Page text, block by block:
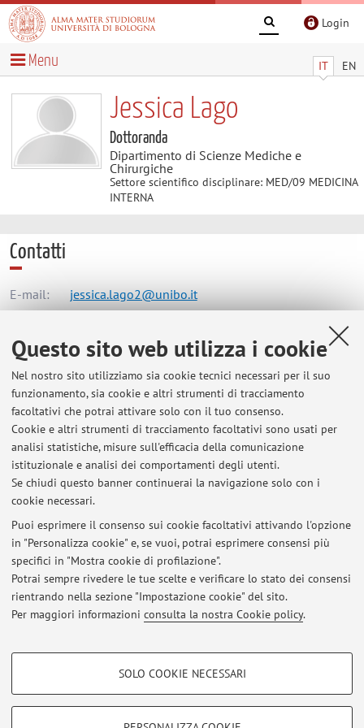
Questo sito web utilizza i cookie
Nel nostro sito utilizziamo sia cookie tecnici necessari per il suo
funzionamento, sia cookie e altri strumenti di tracciamento
facoltativi che potrai attivare solo con il tuo consenso.
Cookie e altri strumenti di tracciamento facoltativi sono usati per
analisi statistiche, misure sull'efficacia della comunicazione
istituzionale e analisi dei comportamenti degli utenti.
Se chiudi questo banner continuerai la navigazione solo con i
cookie necessari.
Puoi esprimere il consenso sui cookie facoltativi attivando l'opzione
in "Personalizza cookie" e, se vuoi, potrai esprimere consensi più
specifici in "Mostra cookie di profilazione".
Potrai sempre rivedere le tue scelte e verificare lo stato dei consensi
rientrando nella sezione "Impostazione cookie" del sito.
Per maggiori informazioni consulta la nostra Cookie policy.
COOKIE DI PROFILAZIONE - FACOLTATIVI
SOLO COOKIE NECESSARI
Login
IT EN
Menu
Jessica Lago
Dottoranda
Dipartimento di Scienze Mediche e
Chirurgiche
Settore scientifico disciplinare: MED/09 MEDICINA
INTERNA
Contatti
E-mail: jessica.lago2@unibo.it
Dipartimento di Scienze Mediche e Chirurgiche
Via Massarenti 9, Bologna -Vai alla mappa
Risorse in rete
ORCID
Ultimi avvisi
Al momento non sono presenti avvisi.
Area riservata
Accedi tramiteloginper gestire tutti i contenuti del sito.